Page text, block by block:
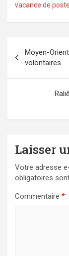
vacance de poste
de
l’article
Moyen-
volontaires
Laisser
Votre adresse
obligatoires
Commentaire *